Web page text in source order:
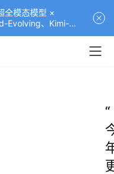
全模态模型 ×
Evolving、Kimi-
“